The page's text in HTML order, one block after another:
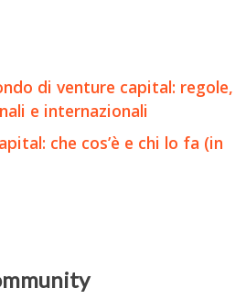
di venture capital: regole,
e internazionali
che cos’è e chi lo fa (in